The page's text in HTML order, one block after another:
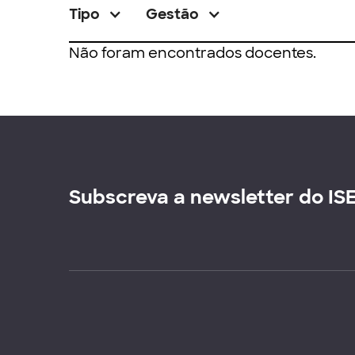
Tipo Gestão
Não foram encontrados docentes.
Subscreva a newsletter do